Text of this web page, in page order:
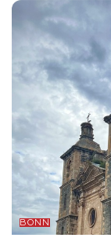
BONN